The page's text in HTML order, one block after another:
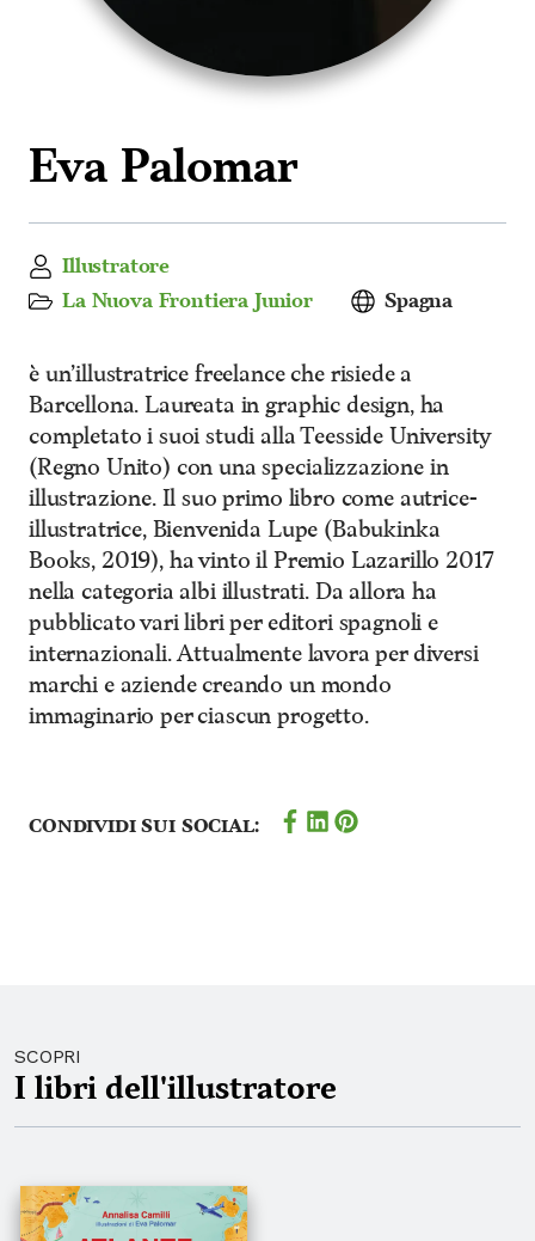
Eva Palomar
Illustratore
La Nuova Frontiera Junior
Spagna
è un’illustratrice freelance che risiede a
Barcellona. Laureata in graphic design, ha
completato i suoi studi alla Teesside University
(Regno Unito) con una specializzazione in
illustrazione. Il suo primo libro come autrice-
illustratrice, Bienvenida Lupe (Babukinka
Books, 2019), ha vinto il Premio Lazarillo 2017
nella categoria albi illustrati. Da allora ha
pubblicato vari libri per editori spagnoli e
internazionali. Attualmente lavora per diversi
marchi e aziende creando un mondo
immaginario per ciascun progetto.
Condividi sui social:
SCOPRI
I libri dell'illustratore